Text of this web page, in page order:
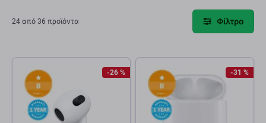
24 από 36 προϊόντα Φίλτρο
-26 % -31 %